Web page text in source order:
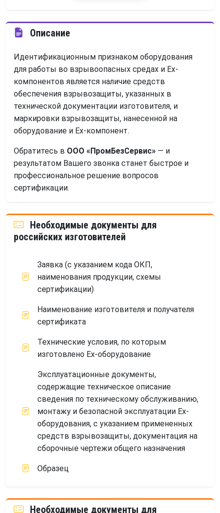
Описание
Идентификационным признаком оборудования
для работы во взрывоопасных средах и Ех-
компонентов является наличие средств
обеспечения взрывозащиты, указанных в
технической документации изготовителя, и
маркировки взрывозащиты, нанесенной на
оборудование и Ех-компонент.
Обратитесь в ООО «ПромБезСервис» — и
результатом Вашего звонка станет быстрое и
профессиональное решение вопросов
сертификации.
Необходимые документы для
российских изготовителей
Заявка (с указанием кода ОКП,
наименования продукции, схемы
сертификации)
Наименование изготовителя и получателя
сертификата
Технические условия, по которым
изготовлено Ех-оборудование
Эксплуатационные документы,
содержащие техническое описание
сведения по техническому обслуживанию,
монтажу и безопасной эксплуатации Ех-
оборудования, с указанием примененных
средств взрывозащиты, документация на
сборочные чертежи общего назначения
Образец
Необходимые документы для